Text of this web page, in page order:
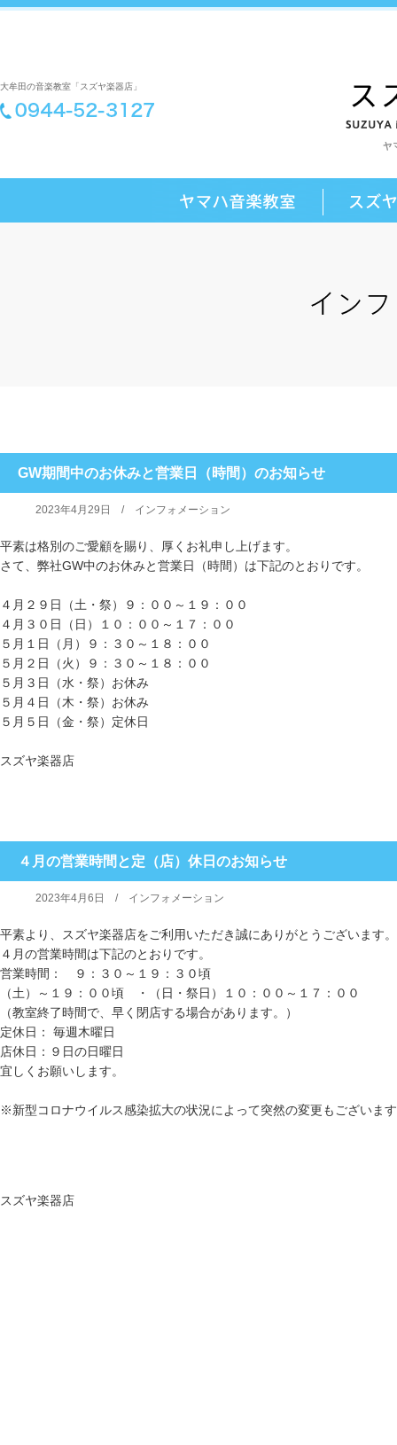
大牟田の音楽教室「スズヤ楽器店」
GW期間中のお休みと営業日（時間）のお知らせ
2023年4月29日 / インフォメーション
平素は格別のご愛顧を賜り、厚くお礼申し上げます。
さて、弊社GW中のお休みと営業日（時間）は下記のとおりです。
４月２９日（土・祭）９：００～１９：００
４月３０日（日）１０：００～１７：００
５月１日（月）９：３０～１８：００
５月２日（火）９：３０～１８：００
５月３日（水・祭）お休み
５月４日（木・祭）お休み
５月５日（金・祭）定休日
スズヤ楽器店
４月の営業時間と定（店）休日のお知らせ
2023年4月6日 / インフォメーション
平素より、スズヤ楽器店をご利用いただき誠にありがとうございます。
４月の営業時間は下記のとおりです。
営業時間： ９：３０～１９：３０頃
（土）～１９：００頃 ・（日・祭日）１０：００～１７：００
（教室終了時間で、早く閉店する場合があります。）
定休日： 毎週木曜日
店休日：９日の日曜日
宜しくお願いします。
※新型コロナウイルス感染拡大の状況によって突然の変更もございま
スズヤ楽器店